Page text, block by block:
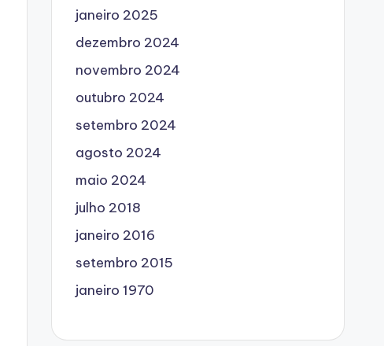
janeiro 2025
dezembro 2024
novembro 2024
outubro 2024
setembro 2024
agosto 2024
maio 2024
julho 2018
janeiro 2016
setembro 2015
janeiro 1970